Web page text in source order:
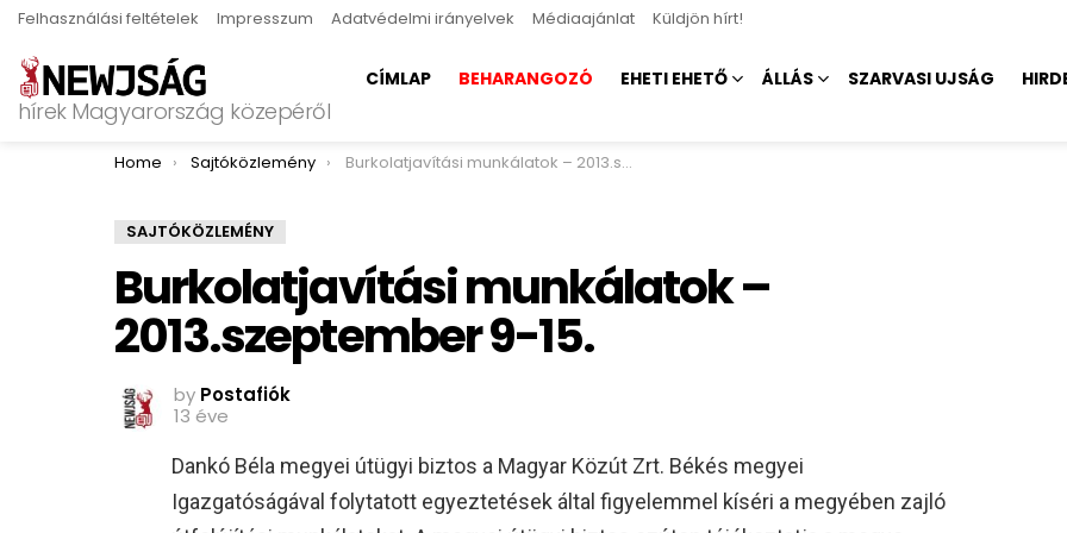
Felhasználási feltételek Impresszum Adatvédelmi irányelvek Médiaajánlat Küldjön hírt!
hírek Magyarország közepéről
CÍMLAP BEHARANGOZÓ EHETI EHETŐ ÁLLÁS SZARVASI UJSÁG
You are here:
Home Sajtóközlemény Burkolatjavítási munkálatok – 2013.szeptember 9-15.
SAJTÓKÖZLEMÉNY
Burkolatjavítási munkálatok –
2013.szeptember 9-15.
by Postafiók
13 éve
Dankó Béla megyei útügyi biztos a Magyar Közút Zrt. Békés megyei
Igazgatóságával folytatott egyeztetések által figyelemmel kíséri a megyében zajló